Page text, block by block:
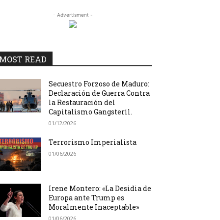
- Advertisment -
READ
Secuestro Forzoso de Maduro:
Declaración de Guerra Contra
la Restauración del
Capitalismo Gangsteril.
01/12/2026
Terrorismo Imperialista
01/06/2026
Irene Montero: «La Desidia de
Europa ante Trump es
Moralmente Inaceptable»
01/06/2026